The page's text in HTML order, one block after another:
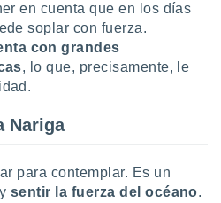
en cuenta que en los días
soplar con fuerza.
con grandes
, lo que, precisamente, le
Nariga
para contemplar. Es un
sentir la fuerza del océano.